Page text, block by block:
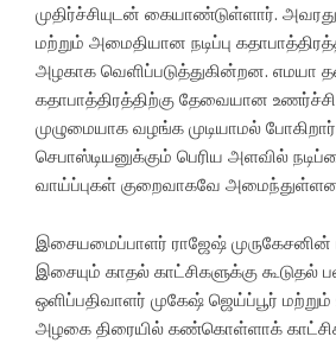
முதிர்ச்சியுடன் கையாண்டுள்ளார்.
மற்றும் அமைதியான நடிப்பு
அழகாக வெளிப்படுத்துகின்றன. எமயா
கதாபாத்திரத்திற்கு தேவையான
முழுமையாக வழங்க முடியாமல்
செபாஸ்டியனுக்கும் பெரிய அளவில்
வாய்ப்புகள் குறைவாகவே
இசையமைப்பாளர் ராஜேஷ்
இசையும் காதல் காட்சிகளுக்கு கூடுதல்
ஒளிப்பதிவாளர் முகேஷ் ஜெய்ப்பூர்
அழகை திரையில் கண்கொள்ளாக்